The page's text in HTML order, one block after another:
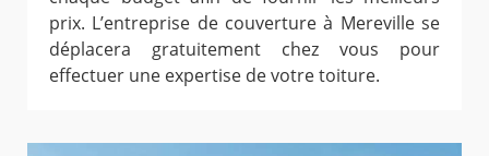
prix. L’entreprise de couverture à Mereville se
déplacera gratuitement chez vous pour
effectuer une expertise de votre toiture.